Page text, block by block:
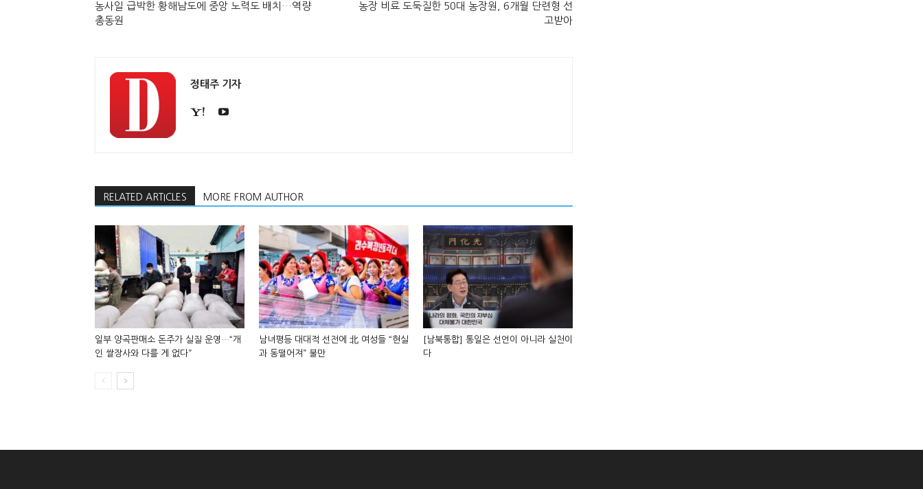
농사일 급박한 황해남도에 중앙 노력도 배치…역량
총동원
농장 비료 도둑질한 50대 농장원, 6개월 단련형 선
고받아
정태주 기자
RELATED ARTICLES MORE FROM AUTHOR
일부 양곡판매소 돈주가 실질 운영…“개
인 쌀장사와 다를 게 없다”
남녀평등 대대적 선전에 北 여성들 “현실
과 동떨어져” 불만
[남북통합] 통일은 선언이 아니라 실천이
다